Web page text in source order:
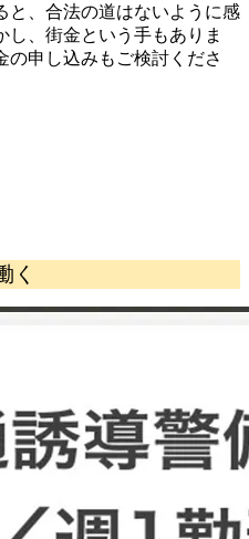
と、合法の道はないように感
し、街金という手もありま
の申し込みもご検討くださ
く